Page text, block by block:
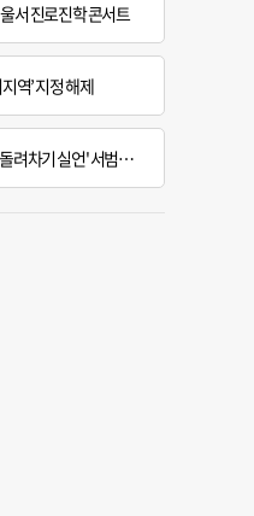
서 진로진학 콘서트
역’ 지정 해제
범수 징계 개시 가능성 주목